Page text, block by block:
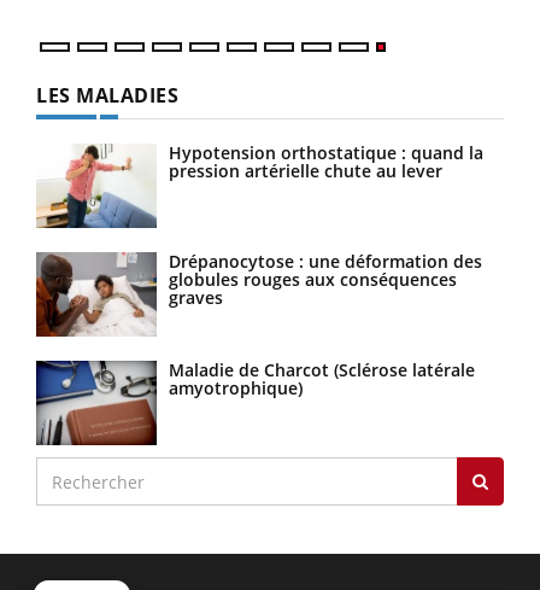
LES MALADIES
Hypotension orthostatique : quand la
pression artérielle chute au lever
Drépanocytose : une déformation des
globules rouges aux conséquences
graves
Maladie de Charcot (Sclérose latérale
amyotrophique)